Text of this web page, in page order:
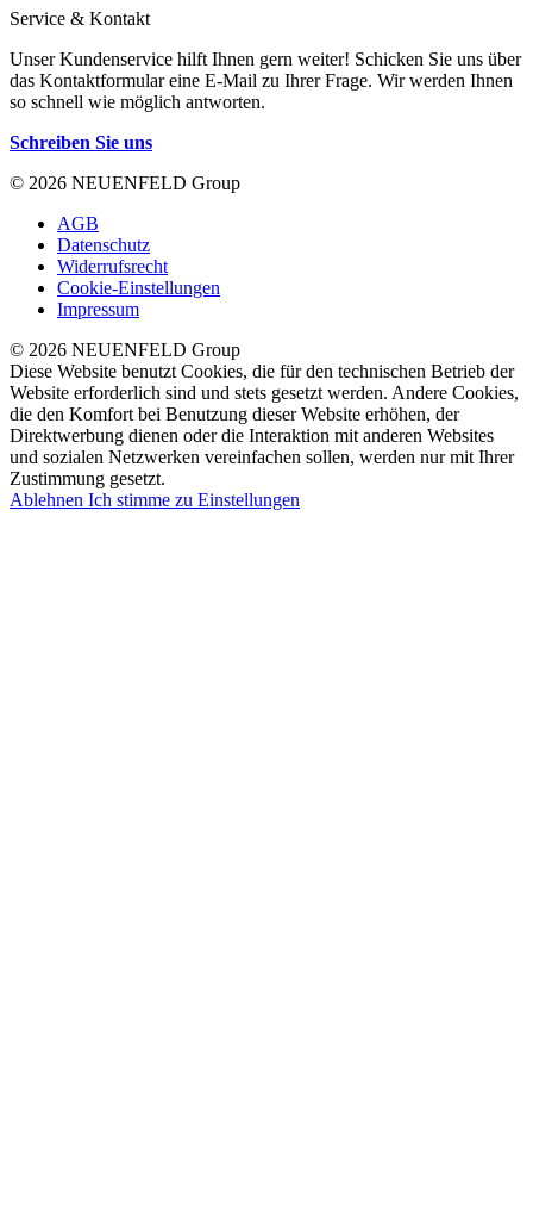
Service & Kontakt
Unser Kundenservice hilft Ihnen gern weiter! Schicken Sie uns über
das Kontaktformular eine E-Mail zu Ihrer Frage. Wir werden Ihnen
so schnell wie möglich antworten.
Schreiben Sie uns
© 2026 NEUENFELD Group
AGB
Datenschutz
Widerrufsrecht
Cookie-Einstellungen
Impressum
© 2026 NEUENFELD Group
Diese Website benutzt Cookies, die für den technischen Betrieb der
Website erforderlich sind und stets gesetzt werden. Andere Cookies,
die den Komfort bei Benutzung dieser Website erhöhen, der
Direktwerbung dienen oder die Interaktion mit anderen Websites
und sozialen Netzwerken vereinfachen sollen, werden nur mit Ihrer
Zustimmung gesetzt.
Ablehnen Ich stimme zu Einstellungen